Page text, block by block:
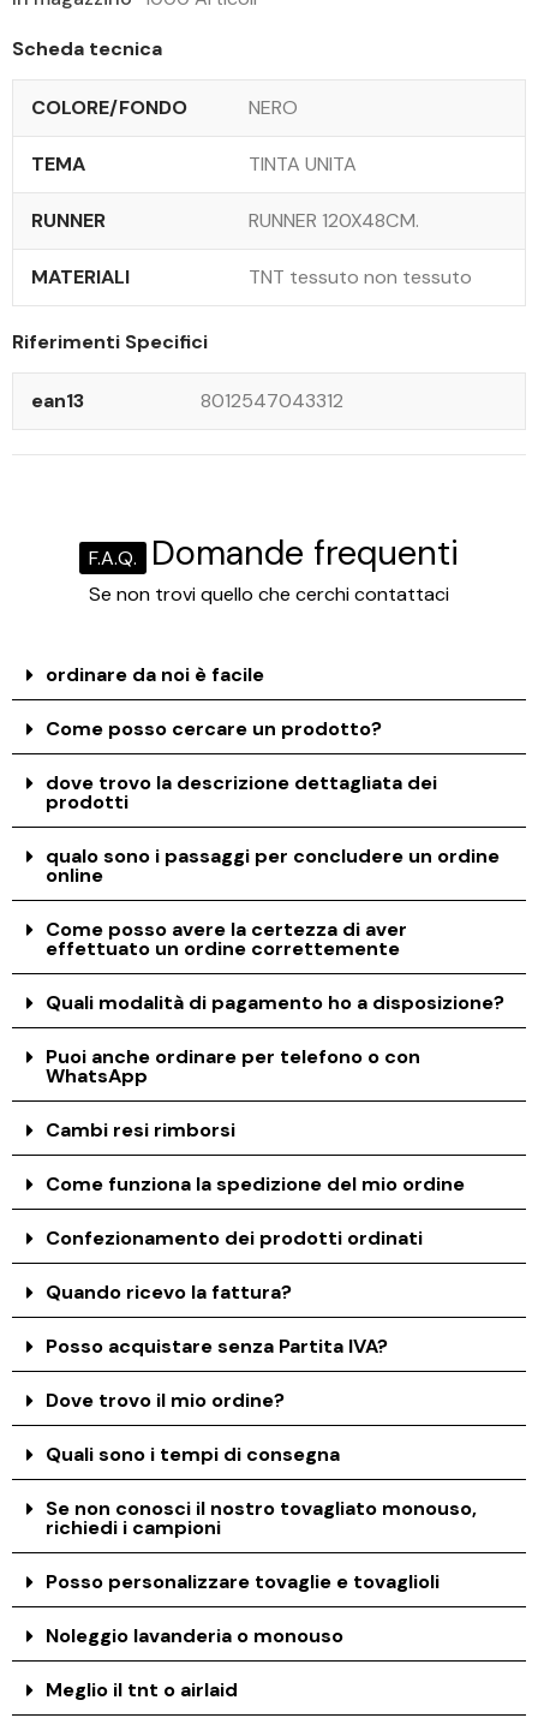
Scheda tecnica
COLORE/FONDO NERO
TEMA TINTA UNITA
RUNNER RUNNER 120X48CM.
MATERIALI TNT tessuto non tessuto
Riferimenti Specifici
ean13 8012547043312
F.A.Q. Domande frequenti
Se non trovi quello che cerchi contattaci
ordinare da noi è facile
Come posso cercare un prodotto?
dove trovo la descrizione dettagliata dei
prodotti
qualo sono i passaggi per concludere un ordine
online
Come posso avere la certezza di aver
effettuato un ordine correttemente
Quali modalità di pagamento ho a disposizione?
Puoi anche ordinare per telefono o con
WhatsApp
Cambi resi rimborsi
Come funziona la spedizione del mio ordine
Confezionamento dei prodotti ordinati
Quando ricevo la fattura?
Posso acquistare senza Partita IVA?
Dove trovo il mio ordine?
Quali sono i tempi di consegna
Se non conosci il nostro tovagliato monouso,
richiedi i campioni
Posso personalizzare tovaglie e tovaglioli
Noleggio lavanderia o monouso
Meglio il tnt o airlaid